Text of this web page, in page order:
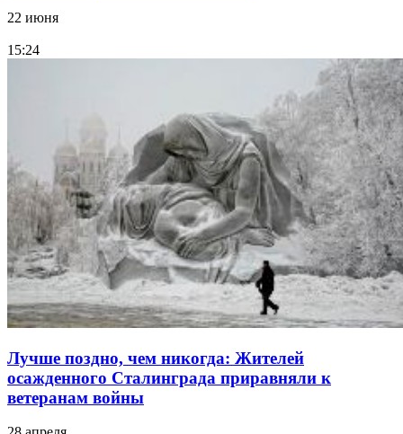
22 июня
15:24
Лучше поздно, чем никогда: Жителей
осажденного Сталинграда приравняли к
ветеранам войны